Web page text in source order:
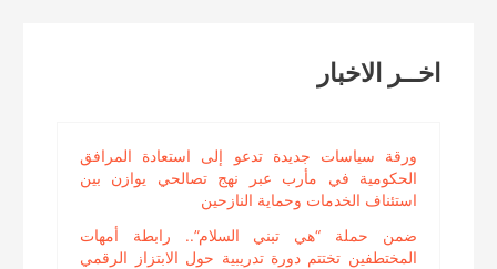
اخــر الاخبار
ورقة سياسات جديدة تدعو إلى استعادة المرافق
الحكومية في مأرب عبر نهج تصالحي يوازن بين
استئناف الخدمات وحماية النازحين
ضمن حملة “هي تبني السلام”.. رابطة أمهات
المختطفين تختتم دورة تدريبية حول الابتزاز الرقمي